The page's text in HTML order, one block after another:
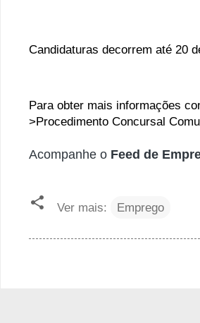
Candidaturas decorrem até 20
Para obter mais informações
>Procedimento Concursal
Acompanhe o Feed de
Ver mais: Emprego